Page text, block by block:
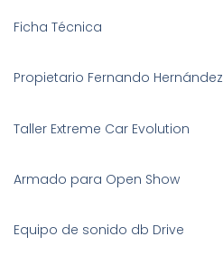
Ficha Técnica
Propietario Fernando Hernández
Taller Extreme Car Evolution
Armado para Open Show
Equipo de sonido db Drive